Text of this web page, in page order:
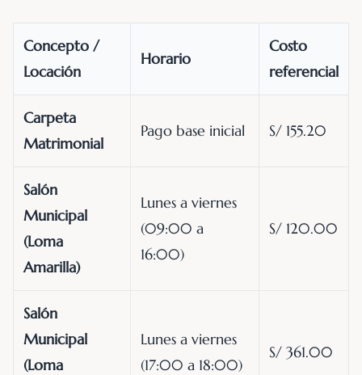
Concepto /
Locación
Horario
Costo
referencial
Carpeta
Matrimonial
Pago base inicial S/ 155.20
Salón
Municipal
(Loma
Amarilla)
Lunes a viernes
(09:00 a
16:00)
S/ 120.00
Salón
Municipal
(Loma
Lunes a viernes
(17:00 a 18:00)
S/ 361.00